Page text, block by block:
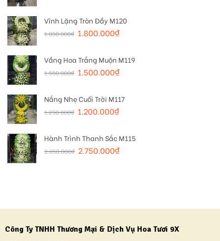
Vĩnh Lặng Tròn Đầy M120
1.850.000₫ 1.800.000₫
Vầng Hoa Trắng Muộn M119
1.550.000₫ 1.500.000₫
Nắng Nhẹ Cuối Trời M117
1.250.000₫ 1.200.000₫
Hành Trình Thanh Sắc M115
2.850.000₫ 2.750.000₫
Công Ty TNHH Thương Mại & Dịch Vụ Hoa Tươi 9X